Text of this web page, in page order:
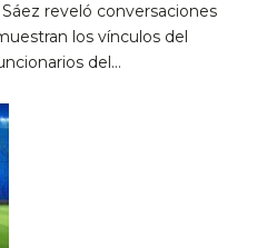
reveló conversaciones
los vínculos del
del…